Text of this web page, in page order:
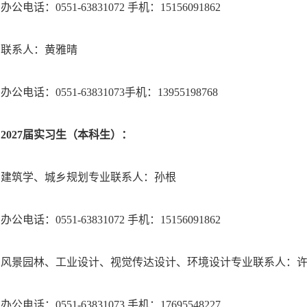
办公电话：0551-63831072 手机：15156091862
联系人：黄雅晴
办公电话：0551-63831073手机：13955198768
2027届实习生（本科生）：
建筑学、城乡规划专业联系人：孙根
办公电话：0551-63831072 手机：15156091862
风景园林、工业设计、视觉传达设计、环境设计专业联系人：
办公电话：0551-63831073 手机：17695548227